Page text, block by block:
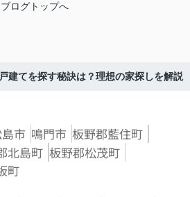
ブログトップへ
建てを探す秘訣は？理想の家探しを解説
市 鳴門市 板野郡藍住町
北島町 板野郡松茂町
町